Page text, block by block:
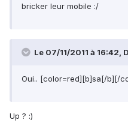
bricker leur mobile :/
Le 07/11/2011 à 16:42,
Oui.. [color=red][b]sa[/b][/
Up ? :)